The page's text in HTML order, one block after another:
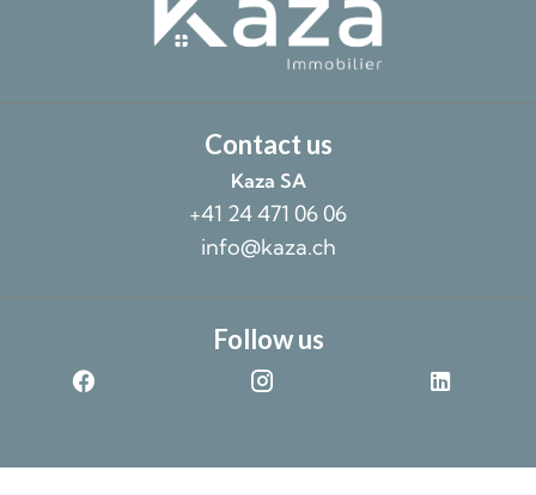
Contact us
Kaza SA
+41 24 471 06 06
info@kaza.ch
Follow us